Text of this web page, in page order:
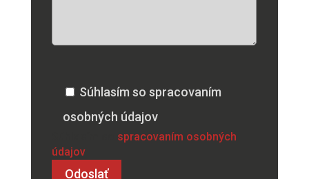
Súhlasím so spracovaním
osobných údajov
spracovaním osobných
údajov